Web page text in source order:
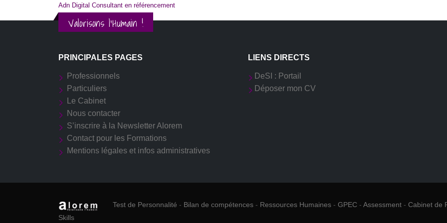
Adn Digital Consultant en référencement
Valorisons l'Humain !
PRINCIPALES PAGES
Professionnels
Particuliers
Le Cabinet
Nous contacter
S’inscrire à la Newsletter Alorem
Contact pour les Formations
Mentions légales et infos administratives
LIENS DIRECTS
DeSI : Portail
Déposer mon CV
Test de Personnalité - Bilan de compétences - Ressources Humaines - GPEC - Assessment - Cabinet de
Skills